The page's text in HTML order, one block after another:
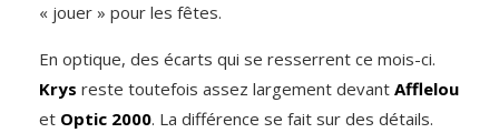
« jouer » pour les fêtes.
En optique, des écarts qui se resserrent ce mois-ci.
Krys reste toutefois assez largement devant Afflelou
et Optic 2000. La différence se fait sur des détails.